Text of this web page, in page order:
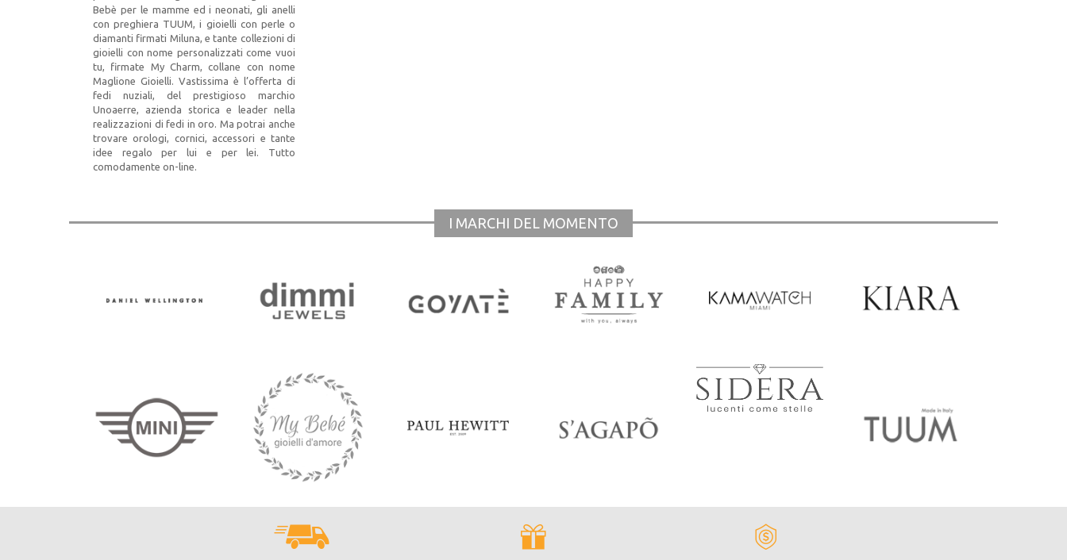
Bebè per le mamme ed i neonati, gli anelli
con preghiera TUUM, i gioielli con perle o
diamanti firmati Miluna, e tante collezioni di
gioielli con nome personalizzati come vuoi
tu, firmate My Charm, collane con nome
Maglione Gioielli. Vastissima è l’offerta di
fedi nuziali, del prestigioso marchio
Unoaerre, azienda storica e leader nella
realizzazioni di fedi in oro. Ma potrai anche
trovare orologi, cornici, accessori e tante
idee regalo per lui e per lei. Tutto
comodamente on-line.
I MARCHI DEL MOMENTO